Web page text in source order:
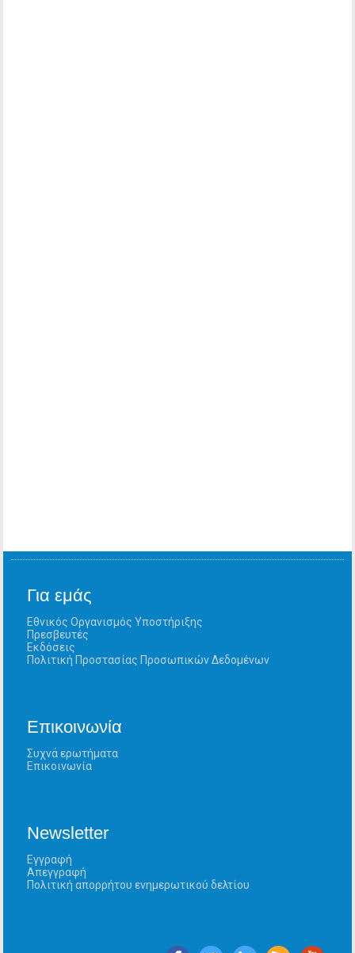
Για εμάς
Εθνικός Οργανισμός Υποστήριξης
Πρεσβευτές
Εκδόσεις
Πολιτική Προστασίας Προσωπικών Δεδομένων
Επικοινωνία
Συχνά ερωτήματα
Επικοινωνία
Newsletter
Εγγραφή
Απεγγραφή
Πολιτική απορρήτου ενημερωτικού δελτίου